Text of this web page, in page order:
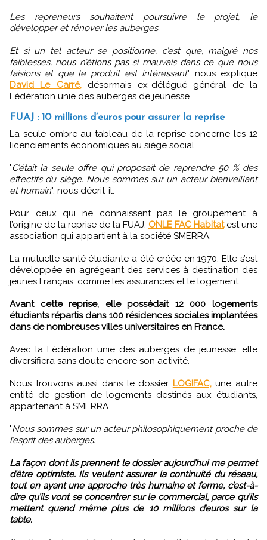
Les repreneurs souhaitent poursuivre le projet, le
développer et rénover les auberges.
Et si un tel acteur se positionne, c’est que, malgré nos
faiblesses, nous n’étions pas si mauvais dans ce que nous
faisions et que le produit est intéressant", nous explique
David Le Carré,désormais ex-délégué général de la
Fédération unie des auberges de jeunesse.
FUAJ : 10 millions d’euros pour assurer la reprise
La seule ombre au tableau de la reprise concerne les 12
licenciements économiques au siège social.
"C’était la seule offre qui proposait de reprendre 50 % des
effectifs du siège. Nous sommes sur un acteur bienveillant
et humain", nous décrit-il.
Pour ceux qui ne connaissent pas le groupement à
l’origine de la reprise de la FUAJ, ONLE FAC Habitatest une
association qui appartient à la société SMERRA.
La mutuelle santé étudiante a été créée en 1970. Elle s’est
développée en agrégeant des services à destination des
jeunes Français, comme les assurances et le logement.
Avant cette reprise, elle possédait 12 000 logements
étudiants répartis dans 100 résidences sociales implantées
dans de nombreuses villes universitaires en France.
Avec la Fédération unie des auberges de jeunesse, elle
diversifiera sans doute encore son activité.
Nous trouvons aussi dans le dossier LOGIFAC,une autre
entité de gestion de logements destinés aux étudiants,
appartenant à SMERRA.
"Nous sommes sur un acteur philosophiquement proche de
l’esprit des auberges.
La façon dont ils prennent le dossier aujourd’hui me permet
d’être optimiste. Ils veulent assurer la continuité du réseau,
tout en ayant une approche très humaine et ferme, c’est-à-
dire qu’ils vont se concentrer sur le commercial, parce qu’ils
mettent quand même plus de 10 millions d’euros sur la
table.